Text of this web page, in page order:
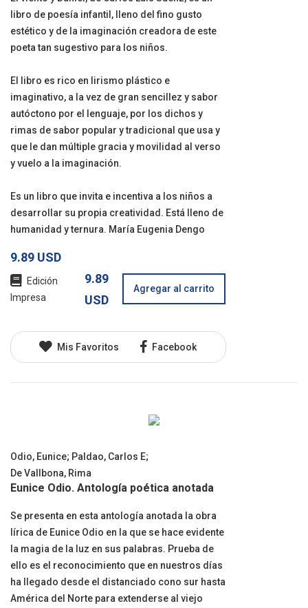
libro de poesía infantil, lleno del fino gusto
estético y de la imaginación creadora de este
poeta tan sugestivo para los niños.
El libro es rico en lirismo plástico e
imaginativo, a la vez de gran sencillez y sabor
autóctono por el lenguaje, por los dichos y
rimas de sabor popular y tradicional que usa y
que le dan múltiple gracia y movilidad al verso
y vuelo a la imaginación.
Es un libro que invita e incentiva a los niños a
desarrollar su propia creatividad. Está lleno de
humanidad y ternura. María Eugenia Dengo
9.89 USD
Edición
Impresa
9.89
USD
Agregar al carrito
Mis Favoritos Facebook
Odio, Eunice; Paldao, Carlos E;
De Vallbona, Rima
Eunice Odio. Antología poética anotada
Se presenta en esta antología anotada la obra
lírica de Eunice Odio en la que se hace evidente
la magia de la luz en sus palabras. Prueba de
ello es el reconocimiento que en nuestros días
ha llegado desde el distanciado cono sur hasta
América del Norte para extenderse al viejo